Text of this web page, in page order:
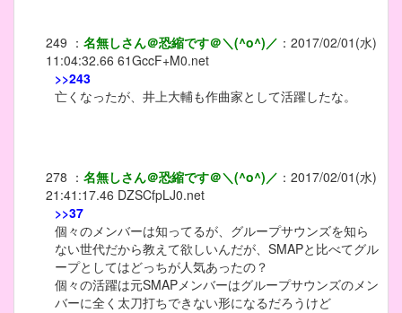
249 ： 名無しさん＠恐縮です＠＼(^o^)／ ： 2017/02/01(水)
11:04:32.66 61GccF+M0.net
>>243
亡くなったが、井上大輔も作曲家として活躍したな。
278 ： 名無しさん＠恐縮です＠＼(^o^)／ ： 2017/02/01(水)
21:41:17.46 DZSCfpLJ0.net
>>37
個々のメンバーは知ってるが、グループサウンズを知ら
ない世代だから教えて欲しいんだが、SMAPと比べてグル
ープとしてはどっちが人気あったの？
個々の活躍は元SMAPメンバーはグループサウンズのメン
バーに全く太刀打ちできない形になるだろうけど